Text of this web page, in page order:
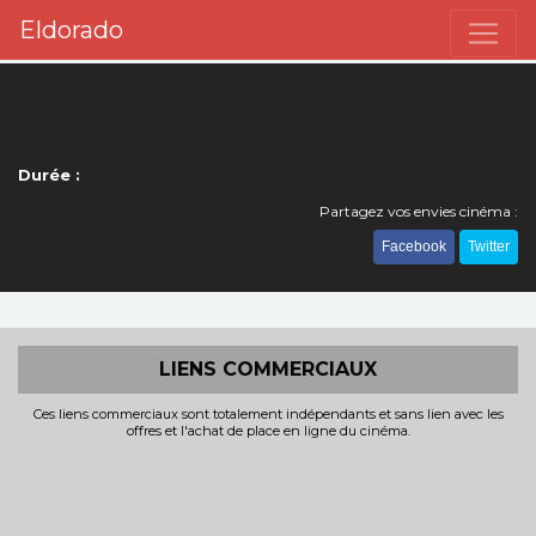
Eldorado
Durée :
Partagez vos envies cinéma :
Facebook Twitter
LIENS COMMERCIAUX
Ces liens commerciaux sont totalement indépendants et sans lien avec les
offres et l'achat de place en ligne du cinéma.